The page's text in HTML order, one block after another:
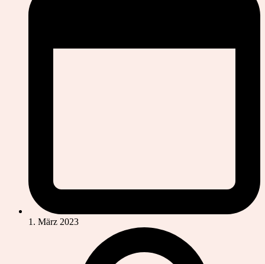
1. März 2023